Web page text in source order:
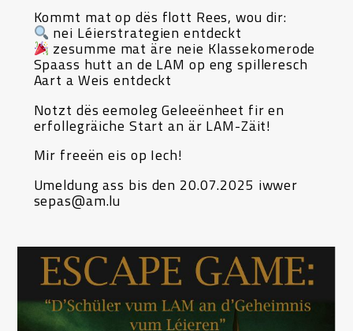
Kommt mat op dës flott Rees, wou dir:
nei Léierstrategien entdeckt
zesumme mat äre neie Klassekomerode
Spaass hutt an de LAM op eng spilleresch
Aart a Weis entdeckt
Notzt dës eemoleg Geleeënheet fir en
erfollegräiche Start an är LAM-Zäit!
Mir freeën eis op Iech!
Umeldung ass bis den 20.07.2025 iwwer
sepas@am.lu